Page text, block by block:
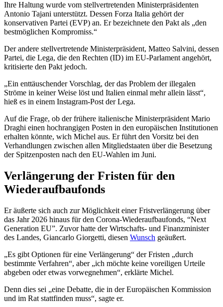
Ihre Haltung wurde vom stellvertretenden Ministerpräsidenten
Antonio Tajani unterstützt. Dessen Forza Italia gehört der
konservativen Partei (EVP) an. Er bezeichnete den Pakt als „den
bestmöglichen Kompromiss.“
Der andere stellvertretende Ministerpräsident, Matteo Salvini, dessen
Partei, die Lega, die den Rechten (ID) im EU-Parlament angehört,
kritisierte den Pakt jedoch.
„Ein enttäuschender Vorschlag, der das Problem der illegalen
Ströme in keiner Weise löst und Italien einmal mehr allein lässt“,
hieß es in einem Instagram-Post der Lega.
Auf die Frage, ob der frühere italienische Ministerpräsident Mario
Draghi einen hochrangigen Posten in den europäischen Institutionen
erhalten könnte, wich Michel aus. Er führt den Vorsitz bei den
Verhandlungen zwischen allen Mitgliedstaaten über die Besetzung
der Spitzenposten nach den EU-Wahlen im Juni.
Verlängerung der Fristen für den
Wiederaufbaufonds
Er äußerte sich auch zur Möglichkeit einer Fristverlängerung über
das Jahr 2026 hinaus für den Corona-Wiederaufbaufonds, “Next
Generation EU”. Zuvor hatte der Wirtschafts- und Finanzminister
des Landes, Giancarlo Giorgetti, diesen Wunsch geäußert.
„Es gibt Optionen für eine Verlängerung“ der Fristen „durch
bestimmte Verfahren“, aber „ich möchte keine voreiligen Urteile
abgeben oder etwas vorwegnehmen“, erklärte Michel.
Denn dies sei „eine Debatte, die in der Europäischen Kommission
und im Rat stattfinden muss“, sagte er.